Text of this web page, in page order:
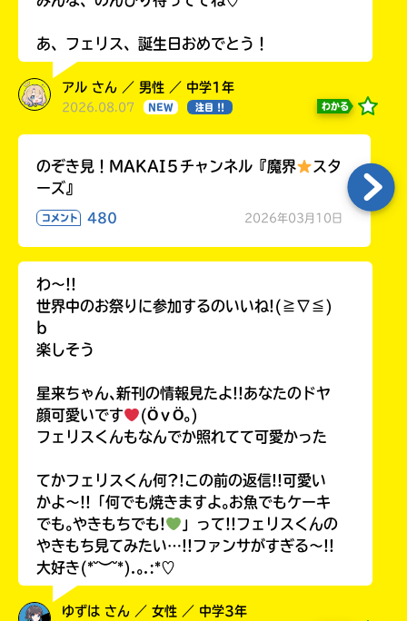
あ、フェリス、誕生日おめでとう！
アル さん ／ 男性 ／ 中学1年
2026.08.07 NEW 注目 !! わかる
のぞき見！MAKAI５チャンネル『魔界
スタ
ーズ』
コメント 480 2026年03月10日
わ〜!!
世界中のお祭りに参加するのいいね!(≧∇≦)
b
楽しそう
星来ちゃん､新刊の情報見たよ!!あなたのドヤ
顔可愛いです
(ӦｖӦ｡)
フェリスくんもなんでか照れてて可愛かった
てかフェリスくん何?!この前の返信!!可愛い
かよ〜!!「何でも焼きますよ｡お魚でもケーキ
でも｡やきもちでも!
」って!!フェリスくんの
やきもち見てみたい…!!ファンサがすぎる〜!!
大好き(*˘︶˘*).｡.:*♡
ゆずは さん ／ 女性 ／ 中学3年